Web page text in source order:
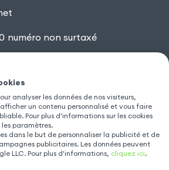
numéro non surtaxé
SUIVEZ NOUS
analyser les données de nos visiteurs,
un contenu personnalisé et vous faire
Pour plus d'informations sur les cookies
paramètres.
dans le but de personnaliser la publicité et de
publicitaires. Les données peuvent
LLC. Pour plus d'informations, cliquez ici.